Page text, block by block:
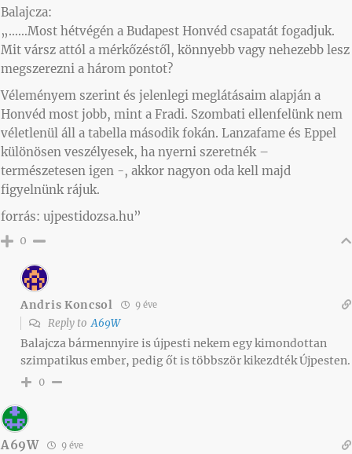
Balajcza:
„……Most hétvégén a Budapest Honvéd csapatát fogadjuk.
Mit vársz attól a mérkőzéstől, könnyebb vagy nehezebb lesz
megszerezni a három pontot?
Véleményem szerint és jelenlegi meglátásaim alapján a
Honvéd most jobb, mint a Fradi. Szombati ellenfelünk nem
véletlenül áll a tabella második fokán. Lanzafame és Eppel
különösen veszélyesek, ha nyerni szeretnék –
természetesen igen -, akkor nagyon oda kell majd
figyelnünk rájuk.
forrás: ujpestidozsa.hu”
0
Andris Koncsol 9 éve
Reply toA69W
Balajcza bármennyire is újpesti nekem egy kimondottan
szimpatikus ember, pedig őt is többször kikezdték Újpesten.
0
A69W 9 éve